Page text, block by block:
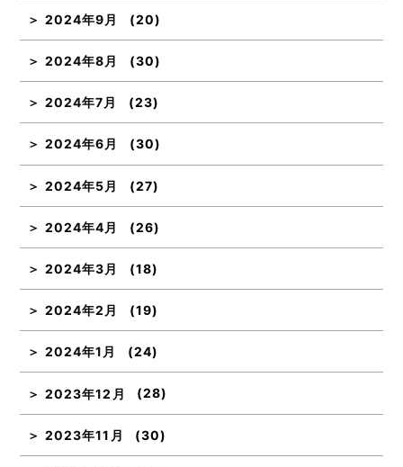
2024年9月 (20)
2024年8月 (30)
2024年7月 (23)
2024年6月 (30)
2024年5月 (27)
2024年4月 (26)
2024年3月 (18)
2024年2月 (19)
2024年1月 (24)
2023年12月 (28)
2023年11月 (30)